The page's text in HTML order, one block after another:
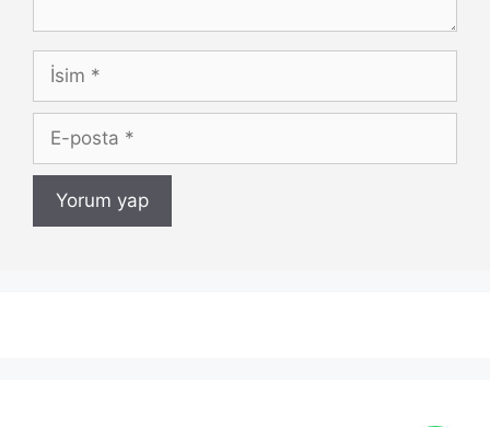
İsim
posta